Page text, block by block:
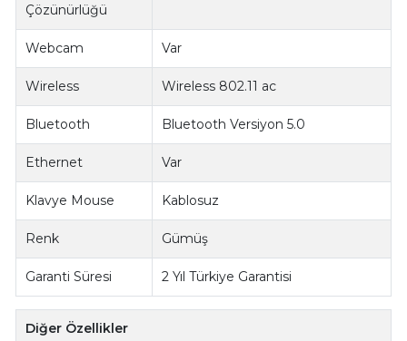
Çözünürlüğü
Webcam Var
Wireless Wireless 802.11 ac
Bluetooth Bluetooth Versiyon 5.0
Ethernet Var
Klavye Mouse Kablosuz
Renk Gümüş
Garanti Süresi 2 Yıl Türkiye Garantisi
Diğer Özellikler